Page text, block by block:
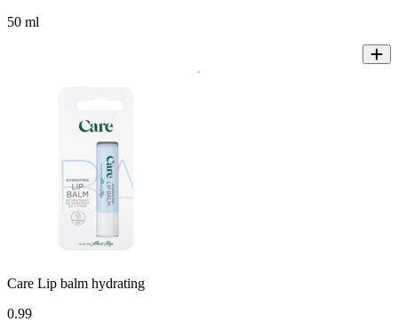
50 ml
Care Lip balm hydrating
0.99